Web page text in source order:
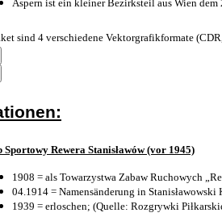
Aspern ist ein kleiner Bezirksteil aus Wien
sind 4 verschiedene Vektorgrafikformate
Sportowy Rewera Stanisławów (vor 1945)
1908 = als Towarzystwa Zabaw Ruchowych
04.1914 = Namensänderung in
1939 = erloschen; (Quelle: Rozgrywki